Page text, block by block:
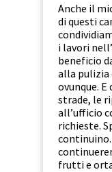
Anche il
di questi
i lavori
beneficio
alla
ovunque.
strade, le
all’ufficio
richieste.
frutti e